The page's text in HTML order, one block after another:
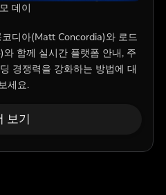
데이
디아(Matt Concordia)와 로드
함께 실시간 플랫폼 안내, 주
경쟁력을 강화하는 방법에 대
세요.
보기